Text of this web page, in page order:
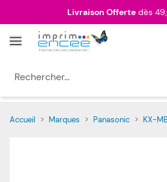
Livraison Offertedès
Menu
Accueil > Marques > Panasonic > KX-